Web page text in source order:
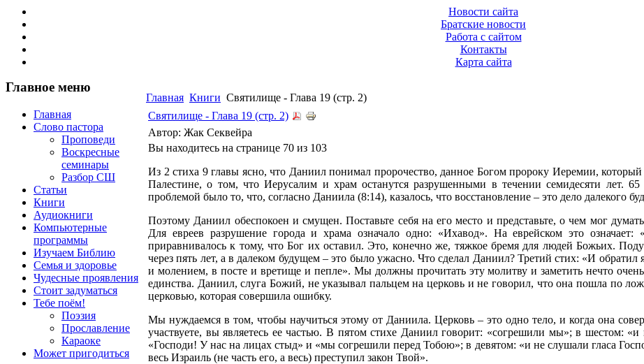
Новости сайта
Братские новости
Работа с сайтом
Контакты
Карта сайта
Главное меню
Главная
Слово пастора
Проповеди
Воскресные
семинары
Разбор СШ
Статьи
Книги
Аудиокниги
Компьютерные
программы
Изучаем Библию
Семья и здоровье
Чудесные проявления
Стоит задуматься
Тебе поём!
Поэзия
Прославление
Караоке
Может пригодиться
Главная Книги Святилище - Глава 19 (стр. 2)
Святилище - Глава 19 (стр. 2)
Автор: Жак Секвейра
Вы находитесь на странице 70 из 103
Из 2 стиха 9 главы ясно, что Даниил понимал пророчество, данное Богом пророку Иеремии,
Палестине, о том, что Иерусалим и храм останутся разрушенными в течении семидесяти лет.
проблемой было то, что, согласно Даниила (8:14), казалось, что восстановление – это дело далекого
Поэтому Даниил обеспокоен и смущен. Поставьте себя на его место и представьте, о чем мог
Для евреев разрушение города и храма означало одно: «Ихавод». На еврейском это
приравнивалось к тому, что Бог их оставил. Это, конечно же, тяжкое бремя для людей Божьих.
через пять лет, а в далеком будущем – это было ужасно. Что сделал Даниил? Третий стих: «И
и молением, в посте и вретище и пепле». Мы должны прочитать эту молитву и заметить нечто
единства. Даниил, слуга Божий, не указывал пальцем на церковь и не говорил, что она пошла по
церковью, которая совершила ошибку.
Мы нуждаемся в том, чтобы научиться этому от Даниила. Церковь – это одно тело, и когда она
участвуете, вы являетесь ее частью. В пятом стихе Даниил говорит: «согрешили мы»; в шестом:
«Господи! У нас на лицах стыд» и «мы согрешили перед Тобою»; в девятом: «и не слушали гласа
весь Израиль (не часть его, а весь) преступил закон Твой».